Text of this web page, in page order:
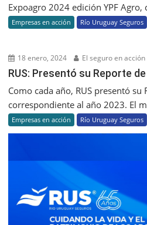
Expoagro 2024 edición YPF Agro,
Empresas en acción Río Uruguay Seguros
18 enero, 2024 El seguro en acción
RUS: Presentó su Reporte
Como cada año, RUS presentó
correspondiente al año 2023. El
Empresas en acción Río Uruguay Seguros